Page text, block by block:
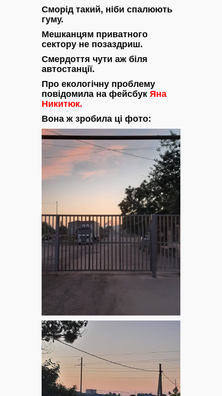
Сморід такий, ніби спалюють
гуму.
Мешканцям приватного
сектору не позаздриш.
Смердоття чути аж біля
автостанції.
Про екологічну проблему
повідомила на фейсбук Яна
Никитюк.
Вона ж зробила ці фото: